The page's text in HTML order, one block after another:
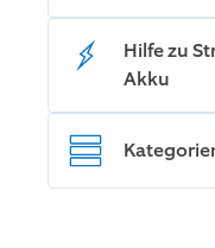
Hilfe zu
Akku